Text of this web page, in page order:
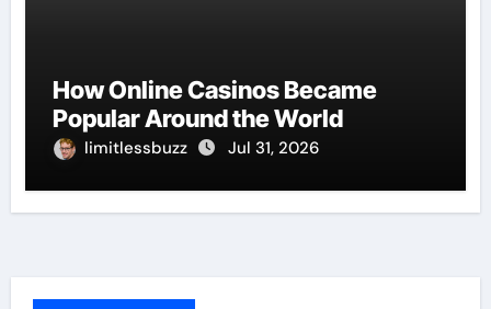
How Online Casinos Became
Popular Around the World
limitlessbuzz Jul 31, 2026